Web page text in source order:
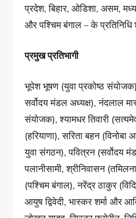
प्रदेश, बिहार, ओडिशा, असम,
और पश्चिम बंगाल – के प्रतिनिधि
प्रमुख प्रतिभागी
भूपेश भूषण (युवा प्रकोष्ठ
सर्वोदय मंडल अध्यक्ष), नंदलाल
संयोजक), श्यामधर तिवारी
(हरियाणा), सरिता बहन (विनोबा
युवा संगठन), पवित्रन (सर्वोदय
पलानीसामी, श्रीनिवासन
(पश्चिम बंगाल), नरेंद्र ठाकुर
आयुष द्विवेदी, भास्कर शर्मा और